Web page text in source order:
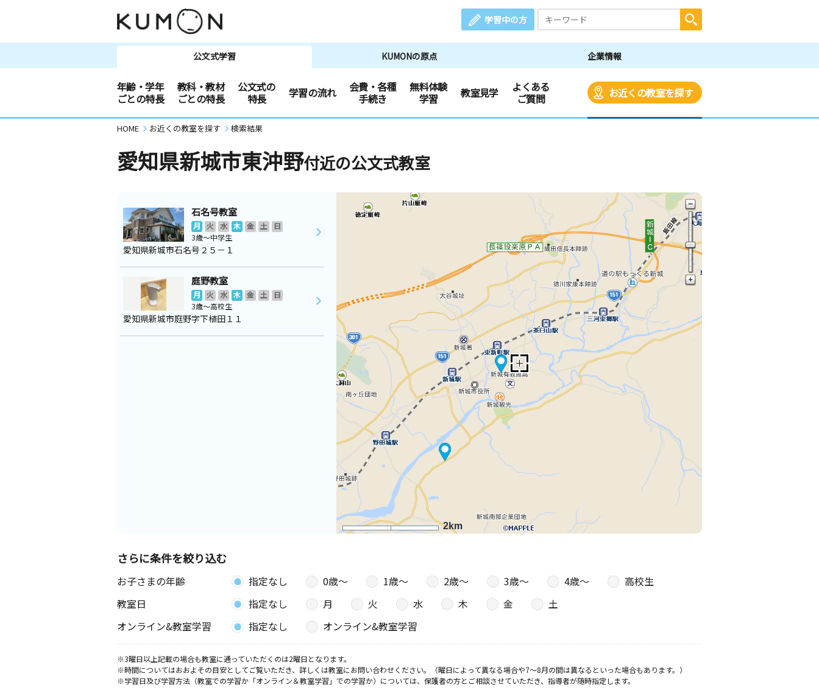
学習中の方
公文式学習 KUMONの原点 企業情報
年齢・学年
ごとの特長
教科・教材
ごとの特長
公文式の
特長
学習の流れ
会費・各種
手続き
無料体験
学習
教室見学
よくある
ご質問
お近くの教室を探す
HOME お近くの教室を探す 検索結果
愛知県新城市東沖野付近の公文式教室
2km
石名号教室
月 火 水 木 金 土
日
3歳～中学生
愛知県新城市石名号２５－１
庭野教室
月 火 水 木 金 土
日
3歳～高校生
愛知県新城市庭野字下植田１１
さらに条件を絞り込む
お子さまの年齢 指定なし 0歳〜 1歳〜 2歳〜 3歳〜 4歳〜
高校生
教室日
指定なし 月 火 水 木 金
土
オンライン&教室学習
指定なし オンライン&教室学習
※3曜日以上記載の場合も教室に通っていただくのは2曜日となります。
※時間についてはおおよその目安としてご覧いただき、詳しくは教室にお問い合わせください。（曜日によって異なる場合や7～8月の間は異なるといった場合もあります。）
※学習日及び学習方法（教室での学習か「オンライン＆教室学習」での学習か）については、保護者の方とご相談させていただき、指導者が随時指定します。